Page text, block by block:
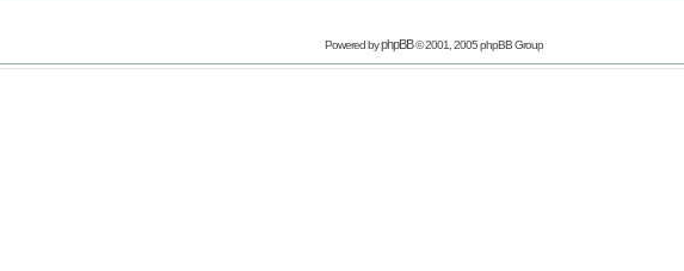
Powered byphpBB© 2001, 2005 phpBB Group